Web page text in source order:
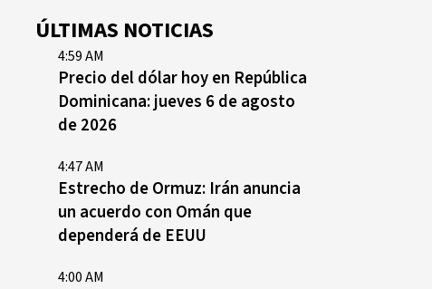
ÚLTIMAS NOTICIAS
4:59 AM
Precio del dólar hoy en República
Dominicana: jueves 6 de agosto
de 2026
4:47 AM
Estrecho de Ormuz: Irán anuncia
un acuerdo con Omán que
dependerá de EEUU
4:00 AM